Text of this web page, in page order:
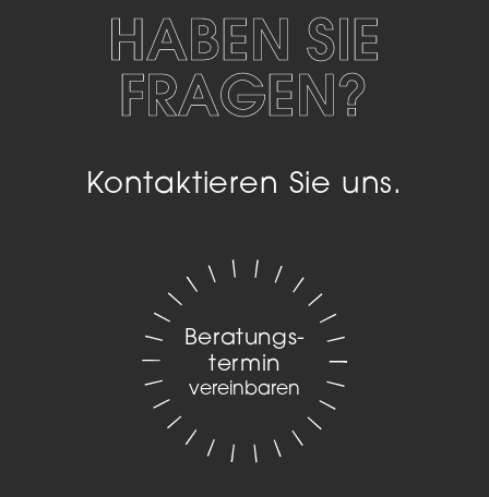
HABEN SIE
FRAGEN?
Kontaktieren Sie uns.
Beratungs­
termin
vereinbaren